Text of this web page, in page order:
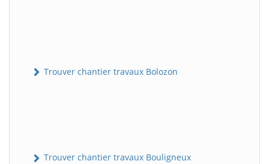
Trouver chantier travaux Bolozon
Trouver chantier travaux Bouligneux